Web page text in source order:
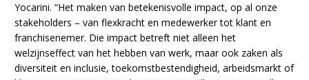
Yocarini. “Het maken van betekenisvolle impact, op al onze
stakeholders – van flexkracht en medewerker tot klant en
franchisenemer. Die impact betreft niet alleen het
welzijnseffect van het hebben van werk, maar ook zaken als
diversiteit en inclusie, toekomstbestendigheid, arbeidsmarkt of